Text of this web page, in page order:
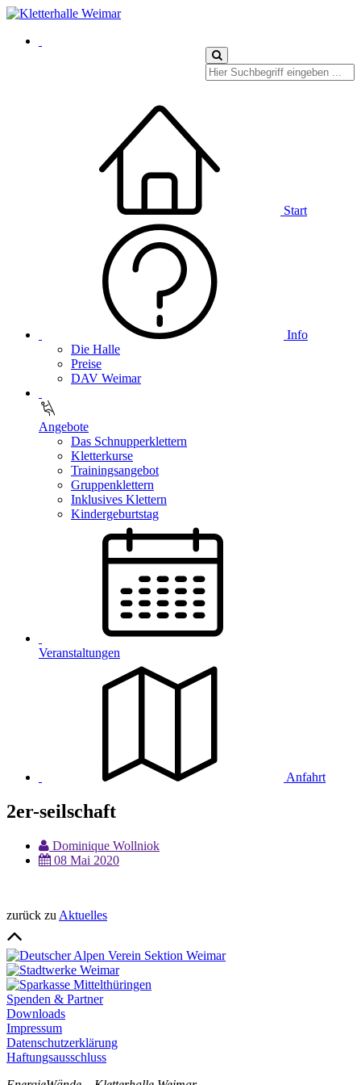
Start
Info
Die Halle
Preise
DAV Weimar
Angebote
Das Schnupperklettern
Kletterkurse
Trainingsangebot
Gruppenklettern
Inklusives Klettern
Kindergeburtstag
Veranstaltungen
Anfahrt
2er-seilschaft
Dominique Wollniok
08 Mai 2020
zurück zu Aktuelles
Spenden & Partner
Downloads
Impressum
Datenschutzerklärung
Haftungsausschluss